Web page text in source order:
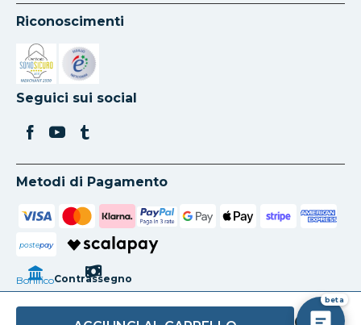
Riconoscimenti
Si apre in una nuova scheda
Si apre in una nuova scheda
Seguici sui social
Metodi di Pagamento
postepay
BonificoContrassegno
beta